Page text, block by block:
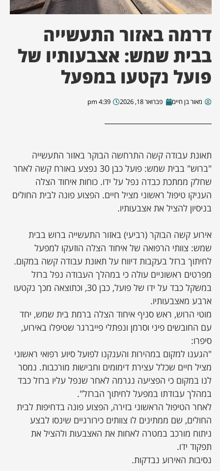
מקומית
עסקים
דרמה באזור התעשייה
בבית שמש: אצבעותיו של
פועל נקטעו במפעל
מאור בן חיים פברואר 18, 2026 4:39 pm
​תאונת עבודה קשה התרחשה הבוקר באזור התעשייה
"ברוש" בבית שמש: פועל כבן 30 נפצע באורח קשה לאחר
שחלק ממתכת כבדה נפל על ידו. כוחות איחוד הצלה
העניקו טיפול ראשוני מציל חיים. הפצוע פונה לבית החולים
בניסיון להציל את אצבעותיו.
​אירוע קשה הבוקר (רביעי) באזור התעשייה ברוש בבית
שמש: צוותי הרפואה של איחוד הצלה הוזעקו למפעל
לחיתוך ברזל בעקבות דיווח על תאונת עבודה קשה במקום.
​מפרטים ראשוניים עולה כי במהלך העבודה נפל ברזל
במשקל כבד על ידו של פועל, כבן 30, וכתוצאה מכך נקטעו
ארבע מאצבעותיו.
​מוטי הרוש, ראש סניף איחוד הצלה ברמת בית שמש, יחד
עם החובשים פיני וסרמן ונפתלי פייברגר שטיפלו באירוע,
סיפרו:
"הגענו למקום במהירות והענקנו לפועל סיוע רפואי ראשוני
מציל חיים שכלל עצירת דימומים וחבישות מורכבות. נמסר
לנו במקום כי הפציעה נגרמה לאחר שנפל עליו ברזל כבד
במהלך עבודתו במפעל לחיתוך הברזל".
​לאחר הטיפול הראשוני בזירה, הפצוע פונה בדחיפות לבית
החולים, שם ממתינים לו צוותים כירורגיים שינסו לבצע
ניתוח מורכב במטרה לאחות את האצבעות ולהציל את
תפקוד ידו.
​נסיבות האירוע נבדקות.